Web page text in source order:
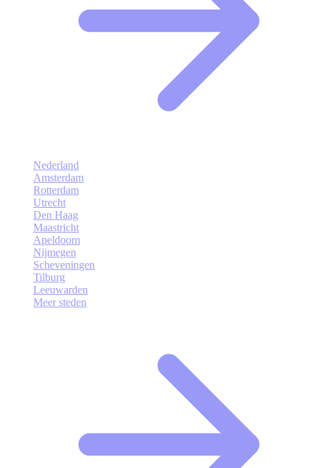
Nederland
Amsterdam
Rotterdam
Utrecht
Den Haag
Maastricht
Apeldoorn
Nijmegen
Scheveningen
Tilburg
Leeuwarden
Meer steden